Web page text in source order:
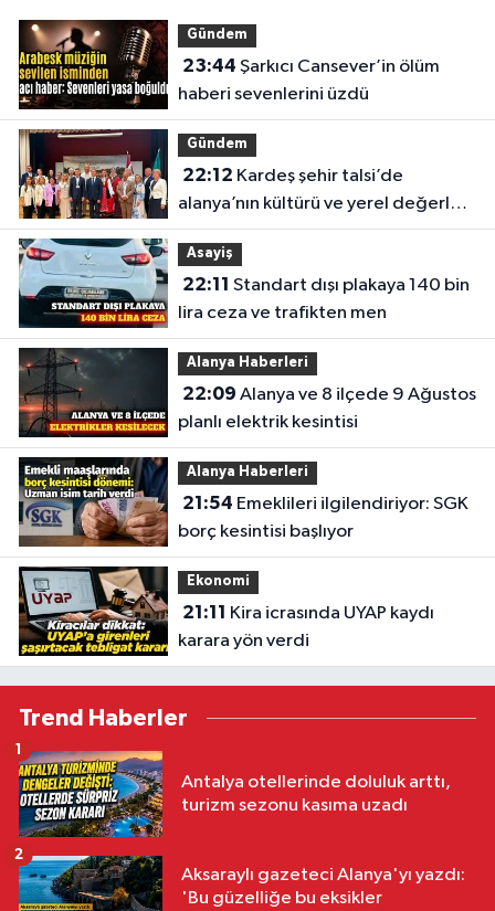
Gündem
23:44
haberi sevenlerini üzdü
Gündem
22:12
alanya’nın kültürü ve yerel değerleri
tanıtıldı
Asayiş
22:11
lira ceza ve trafikten men
Alanya Haberleri
22:09
planlı elektrik kesintisi
Alanya Haberleri
21:54
borç kesintisi başlıyor
Ekonomi
21:11
karara yön verdi
Trend Haberler
Antalya otellerinde doluluk arttı,
turizm sezonu kasıma uzadı
1
Aksaraylı gazeteci Alanya'yı yazdı:
'Bu güzelliğe bu eksikler
2